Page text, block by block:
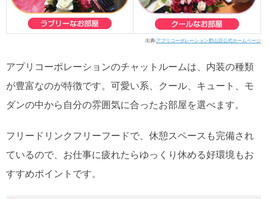
出典:アプリコーポレーション郡山店公式ホームページ
アプリコーポレーションのチャットルームは、内装の種類
が豊富なのが特徴です。可愛い系、クール、キュート、モ
ダンの中から自分の雰囲気に合ったお部屋を選べます。
フリードリンクフリーフードで、休憩スペースも完備され
ているので、お仕事に疲れたらゆっくり休める好環境もお
すすめポイントです。